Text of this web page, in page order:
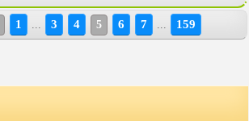
1 ... 3 4 5 6 7 ... 159